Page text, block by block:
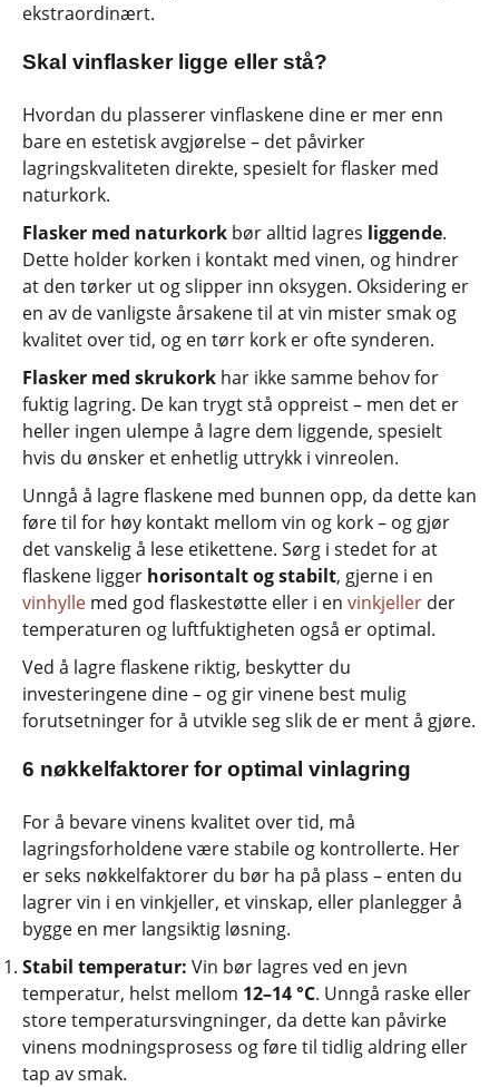
ekstraordinært.
Skal vinflasker ligge eller stå?
Hvordan du plasserer vinflaskene dine er mer enn
bare en estetisk avgjørelse – det påvirker
lagringskvaliteten direkte, spesielt for flasker med
naturkork.
Flasker med naturkork bør alltid lagres liggende.
Dette holder korken i kontakt med vinen, og hindrer
at den tørker ut og slipper inn oksygen. Oksidering er
en av de vanligste årsakene til at vin mister smak og
kvalitet over tid, og en tørr kork er ofte synderen.
Flasker med skrukork har ikke samme behov for
fuktig lagring. De kan trygt stå oppreist – men det er
heller ingen ulempe å lagre dem liggende, spesielt
hvis du ønsker et enhetlig uttrykk i vinreolen.
Unngå å lagre flaskene med bunnen opp, da dette kan
føre til for høy kontakt mellom vin og kork – og gjør
det vanskelig å lese etikettene. Sørg i stedet for at
flaskene ligger horisontalt og stabilt, gjerne i en
vinhylle med god flaskestøtte eller i en vinkjeller der
temperaturen og luftfuktigheten også er optimal.
Ved å lagre flaskene riktig, beskytter du
investeringene dine – og gir vinene best mulig
forutsetninger for å utvikle seg slik de er ment å gjøre.
6 nøkkelfaktorer for optimal vinlagring
For å bevare vinens kvalitet over tid, må
lagringsforholdene være stabile og kontrollerte. Her
er seks nøkkelfaktorer du bør ha på plass – enten du
lagrer vin i en vinkjeller, et vinskap, eller planlegger å
bygge en mer langsiktig løsning.
Stabil temperatur: Vin bør lagres ved en jevn
temperatur, helst mellom 12–14 °C. Unngå raske eller
store temperatursvingninger, da dette kan påvirke
vinens modningsprosess og føre til tidlig aldring eller
tap av smak.